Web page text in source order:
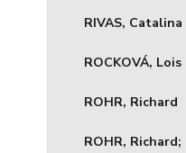
RIVAS, Catalina
ROCKOVÁ, Lois
ROHR, Richard
ROHR, Richard;